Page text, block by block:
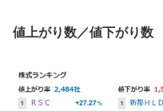
値上がり数／値下がり数